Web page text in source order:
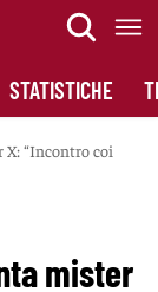
STATISTICHE
“Incontro coi
mister